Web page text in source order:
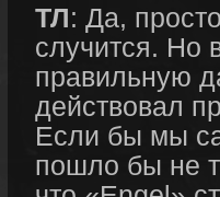
ТЛ: Да,
случится. Но
правильную
действовал
Если бы мы
пошло бы не